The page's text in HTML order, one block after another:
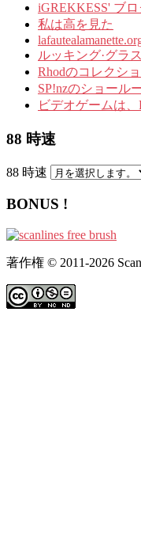
iGREKKESS' ブ
私は高を見た
ルッキング·グラ
Rhodのコレクシ
SP!nzのショール
ビデオゲームは
88 時速
88 時速
BONUS !
著作権 © 2011-2026